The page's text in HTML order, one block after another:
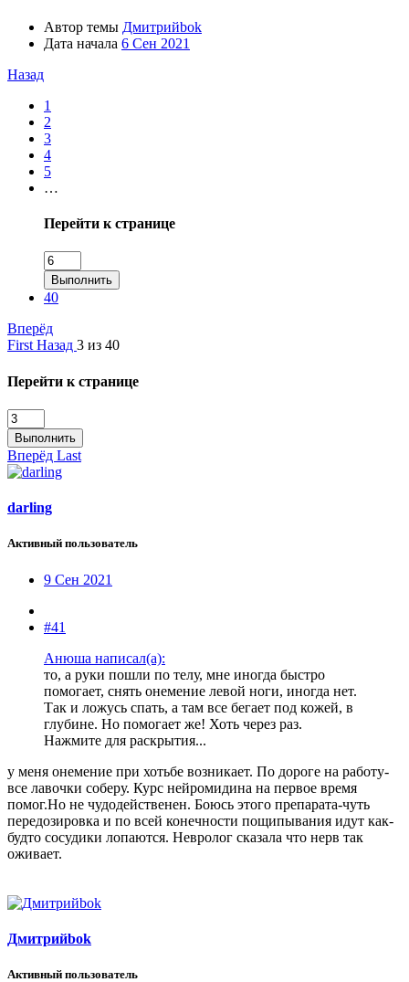
Автор темы Дмитрийbok
Дата начала 6 Сен 2021
Назад
1
2
3
4
5
…
Перейти к странице
Выполнить
40
Вперёд
First Назад 3 из 40
Перейти к странице
Выполнить
Вперёд Last
darling
Активный пользователь
9 Сен 2021
#41
Анюша написал(а):
то, а руки пошли по телу, мне иногда быстро
помогает, снять онемение левой ноги, иногда нет.
Так и ложусь спать, а там все бегает под кожей, в
глубине. Но помогает же! Хоть через раз.
Нажмите для раскрытия...
у меня онемение при хотьбе возникает. По дороге на работу-
все лавочки соберу. Курс нейромидина на первое время
помог.Но не чудодейственен. Боюсь этого препарата-чуть
передозировка и по всей конечности пощипывания идут как-
будто сосудики лопаются. Невролог сказала что нерв так
оживает.
Дмитрийbok
Активный пользователь